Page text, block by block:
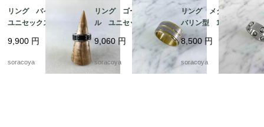
リング バイカラー
ユニセックス メン
ズ 20号 スカーフリ
ングとしても 12aceh
9,900 円
soracoya
リング ゴールドメタ
ル ユニセックス メ
ンズ 24号 スカーフ
リングとしても 12ac
cm13-2
9,060 円
soracoya
リング メタル タン
バリン型 18号 ファ
ッションリング スカ
ーフリングにも 12acc
8,500 円
soracoya